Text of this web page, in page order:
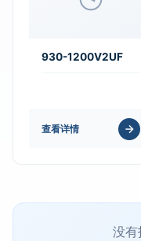
930-1200V2UF
查看详情
没有